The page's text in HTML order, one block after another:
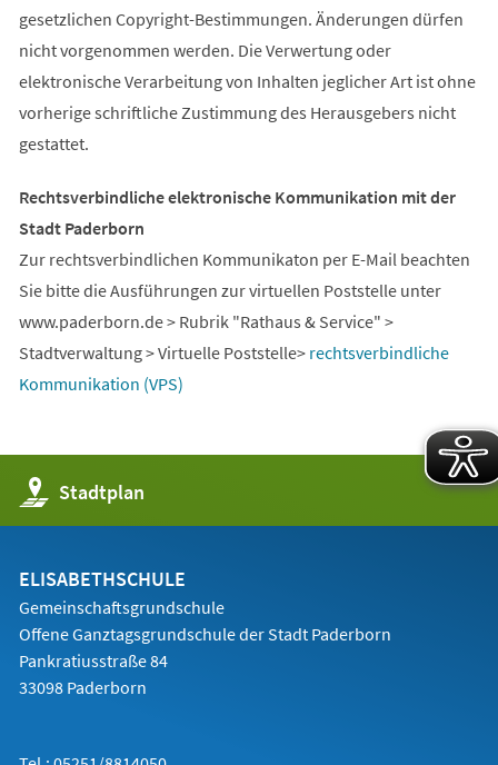
gesetzlichen Copyright-Bestimmungen. Änderungen dürfen
nicht vorgenommen werden. Die Verwertung oder
elektronische Verarbeitung von Inhalten jeglicher Art ist ohne
vorherige schriftliche Zustimmung des Herausgebers nicht
gestattet.
Rechtsverbindliche elektronische Kommunikation mit der
Stadt Paderborn
Zur rechtsverbindlichen Kommunikaton per E-Mail beachten
Sie bitte die Ausführungen zur virtuellen Poststelle unter
www.paderborn.de > Rubrik "Rathaus & Service" >
Stadtverwaltung > Virtuelle Poststelle> rechtsverbindliche
Kommunikation (VPS)
Stadtplan
(Öffnet
in
einem
Tab)
ELISABETHSCHULE
Gemeinschaftsgrundschule
Offene Ganztagsgrundschule der Stadt Paderborn
Pankratiusstraße 84
33098 Paderborn